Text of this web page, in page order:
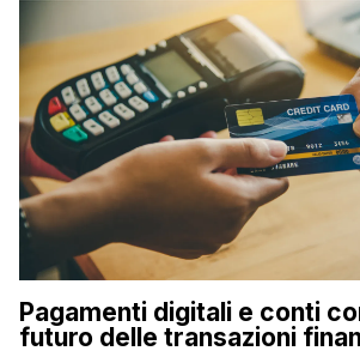
Pagamenti digitali e conti
futuro delle transazioni